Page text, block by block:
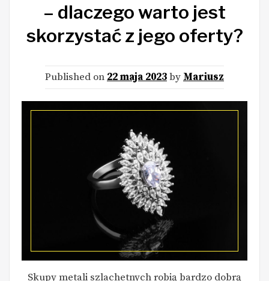
– dlaczego warto jest
skorzystać z jego oferty?
Published on 22 maja 2023by Mariusz
Skupy metali szlachetnych robią bardzo dobrą